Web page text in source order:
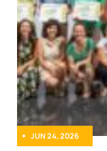
JUN 24, 2026